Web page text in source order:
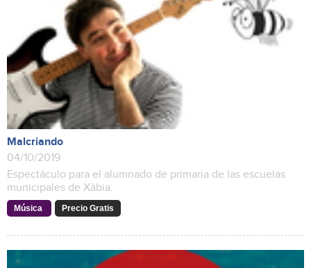
Malcriando
04/10/2019
Espectáculo para el alumnado de primaria de las escuelas
municipales de Xàbia.
Música Precio Gratis